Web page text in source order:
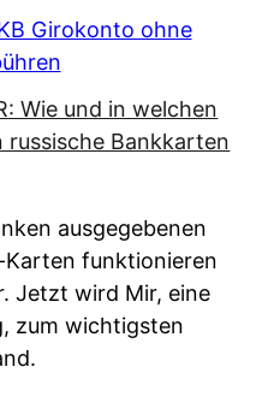
Girokonto ohne
ausgegebenen
funktionieren
Jetzt wird Mir, eine
zum wichtigsten